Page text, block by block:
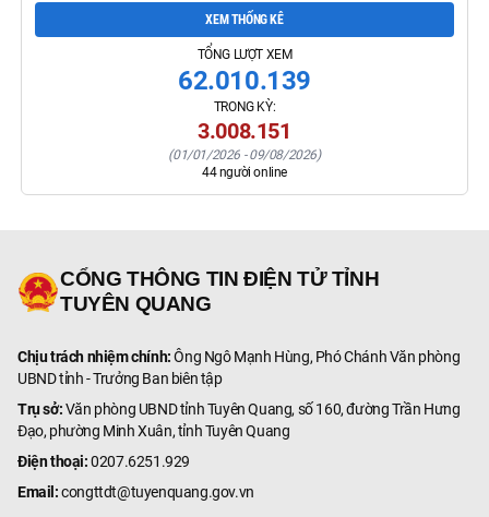
XEM THỐNG KÊ
TỔNG LƯỢT XEM
62.010.139
TRONG KỲ:
3.008.151
(01/01/2026 -09/08/2026)
44người online
CỔNG THÔNG TIN ĐIỆN TỬ TỈNH
TUYÊN QUANG
Chịu trách nhiệm chính:Ông Ngô Mạnh Hùng, Phó Chánh Văn phòng
UBND tỉnh - Trưởng Ban biên tập
Trụ sở:Văn phòng UBND tỉnh Tuyên Quang, số 160, đường Trần Hưng
Đạo, phường Minh Xuân, tỉnh Tuyên Quang
Điện thoại:0207.6251.929
Email: congttdt@tuyenquang.gov.vn